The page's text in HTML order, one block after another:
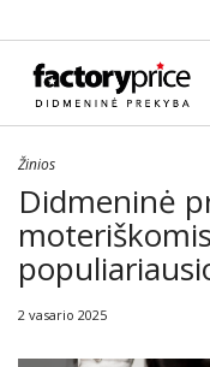
Žinios
Didmeninė
2 vasario 2025